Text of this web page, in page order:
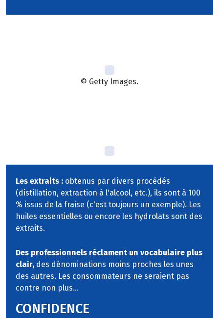
© Getty Images.
Les extraits : obtenus par divers procédés
(distillation, extraction à l'alcool, etc.), ils sont à 100
% issus de la fraise (c'est toujours un exemple). Les
huiles essentielles ou encore les hydrolats sont des
extraits.
Des professionnels réclament un vocabulaire plus
clair, des dénominations moins proches les unes
des autres. Les consommateurs ne seraient pas
contre non plus...
CONFIDENCE